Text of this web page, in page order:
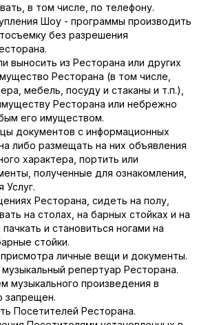
в том числе, по телефону.
Шоу - программы производить
без разрешения
выносить из Ресторана или других
Ресторана (в том числе,
мебель, посуду и стаканы и т.п.),
Ресторана или небрежно
его имуществом.
документов с информационных
либо размещать на них объявления
характера, портить или
полученные для ознакомления,
Услуг.
Ресторана, сидеть на полу,
на столах, на барных стойках и на
и становиться ногами на
стойки.
личные вещи и документы.
репертуар Ресторана.
музыкального произведения в
запрещен.
Посетителей Ресторана.